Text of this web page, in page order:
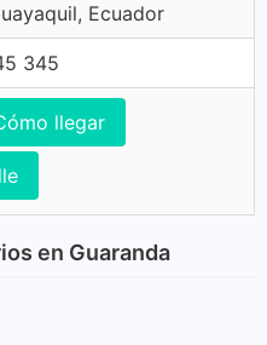
Ecuador
345
llegar
en Guaranda